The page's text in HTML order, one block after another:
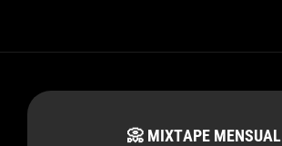
📀 MIXTAPE MENSUAL